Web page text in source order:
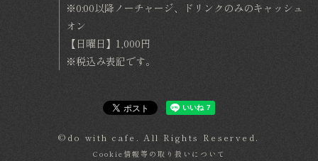
※0:00以降ノーチャージ、ドリンクのみのキャッシュ
オン
【日曜日】1,000円
※税込み表記です。
©do with cafe. All Rights Reserved.
Cookie情報等の取り扱いについて